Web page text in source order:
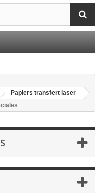
Papiers transfert laser